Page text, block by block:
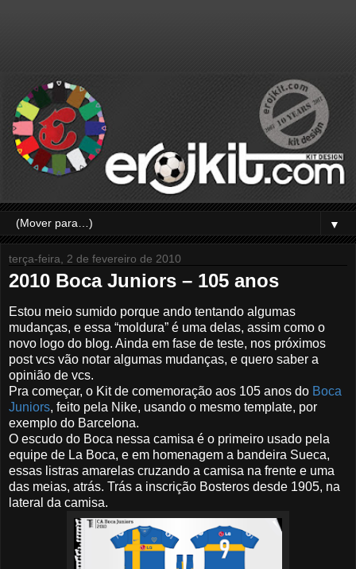
▼
terça-feira, 2 de fevereiro de 2010
2010 Boca Juniors – 105 anos
Estou meio sumido porque ando tentando algumas
mudanças, e essa “moldura” é uma delas, assim como o
novo logo do blog. Ainda em fase de teste, nos próximos
post vcs vão notar algumas mudanças, e quero saber a
opinião de vcs.
Pra começar, o Kit de comemoração aos 105 anos do Boca
Juniors, feito pela Nike, usando o mesmo template, por
exemplo do Barcelona.
O escudo do Boca nessa camisa é o primeiro usado pela
equipe de La Boca, e em homenagem a bandeira Sueca,
essas listras amarelas cruzando a camisa na frente e uma
das meias, atrás. Trás a inscrição Bosteros desde 1905, na
lateral da camisa.